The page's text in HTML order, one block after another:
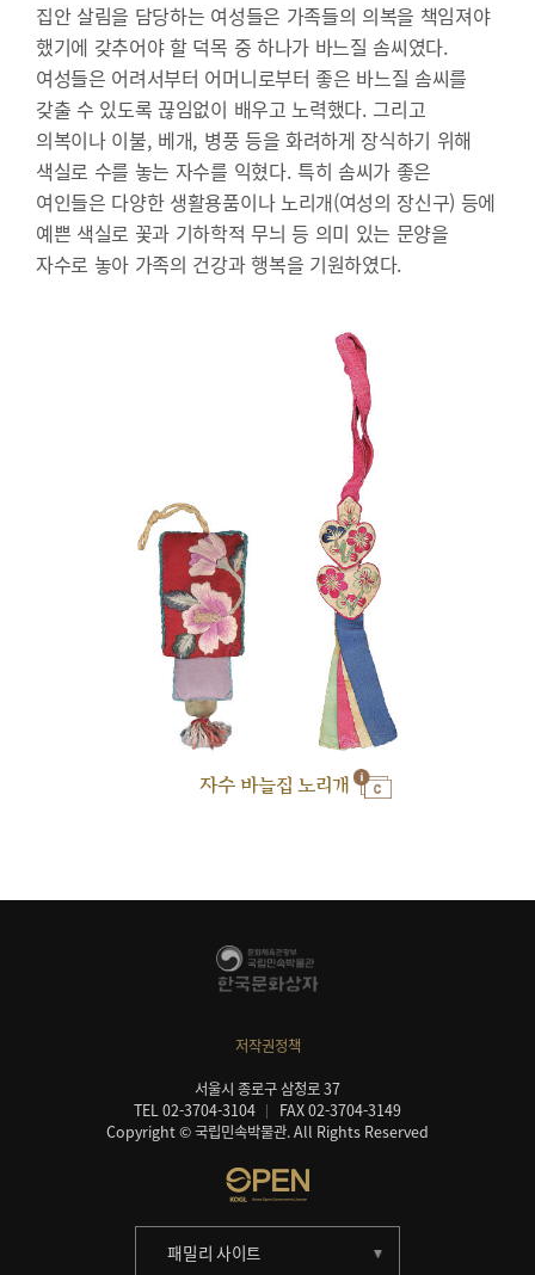
집안 살림을 담당하는 여성들은 가족들의 의복을 책임져야
했기에 갖추어야 할 덕목 중 하나가 바느질 솜씨였다.
여성들은 어려서부터 어머니로부터 좋은 바느질 솜씨를
갖출 수 있도록 끊임없이 배우고 노력했다. 그리고
의복이나 이불, 베개, 병풍 등을 화려하게 장식하기 위해
색실로 수를 놓는 자수를 익혔다. 특히 솜씨가 좋은
여인들은 다양한 생활용품이나 노리개(여성의 장신구) 등에
예쁜 색실로 꽃과 기하학적 무늬 등 의미 있는 문양을
자수로 놓아 가족의 건강과 행복을 기원하였다.
자수 바늘집 노리개
저작권정책
서울시 종로구 삼청로 37
TEL 02-3704-3104
FAX 02-3704-3149
Copyright © 국립민속박물관. All Rights Reserved
패밀리 사이트